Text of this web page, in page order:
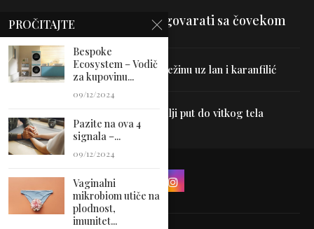
Velika je veština znati razgovarati sa čovekom
Uništite parazite i normalizujte težinu uz lan i karanfilić
Dr Hajder: Akupunktura je najbolji put do vitkog tela
PROČITAJTE
Bespoke
Ecosystem – Vodič
za kupovinu...
09/12/2024
Pazite na ova 4
signala –...
09/12/2024
Vaginalni
mikrobiom utiče na
plodnost,
imunitet...